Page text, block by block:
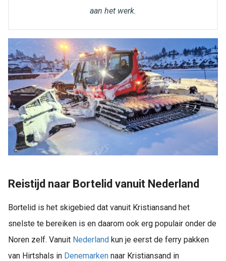
aan het werk.
Reistijd naar Bortelid vanuit Nederland
Bortelid is het skigebied dat vanuit Kristiansand het
snelste te bereiken is en daarom ook erg populair onder de
Noren zelf. Vanuit Nederland kun je eerst de ferry pakken
van Hirtshals in Denemarken naar Kristiansand in